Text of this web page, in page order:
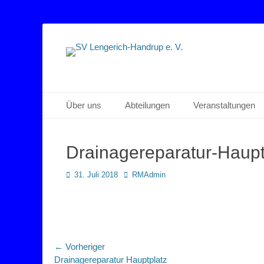
SV Lengerich-
Sportverein Lengerich Handrup
Primäres Menü
Zum
Inhalt
Über uns Abteilungen Veranstaltungen
Drainagereparatur-
Posted
31. Juli 2018 AutorRMAdmin
Beitragsnavigation
← Vorheriger
Vorheriger
Drainagereparatur Hauptplatz